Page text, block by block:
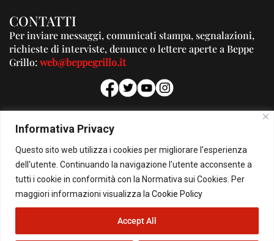
Informativa Privacy
Questo sito web utilizza i cookies per migliorare l'esperienza
dell'utente. Continuando la navigazione l'utente acconsente a
tutti i cookie in conformità con la Normativa sui Cookies. Per
maggiori informazioni visualizza la Cookie Policy
Accept All
CONTATTI
Per inviare messaggi, comunicati stampa, segnalazioni,
richieste di interviste, denunce o lettere aperte a Beppe
Grillo:web@beppegrillo.it
PUBBLICITA'
Per la tua pubblicità su questo Blog:
pubblicita@beppegrillo.it
© Copyright 2026 - Il Blog di Beppe Grillo. All Rights Reserved - Powered by
happygrafic.com